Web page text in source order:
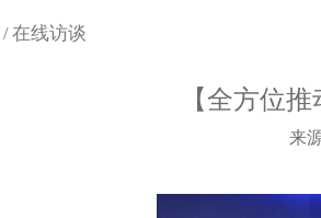
/在线访谈
【全方位
来